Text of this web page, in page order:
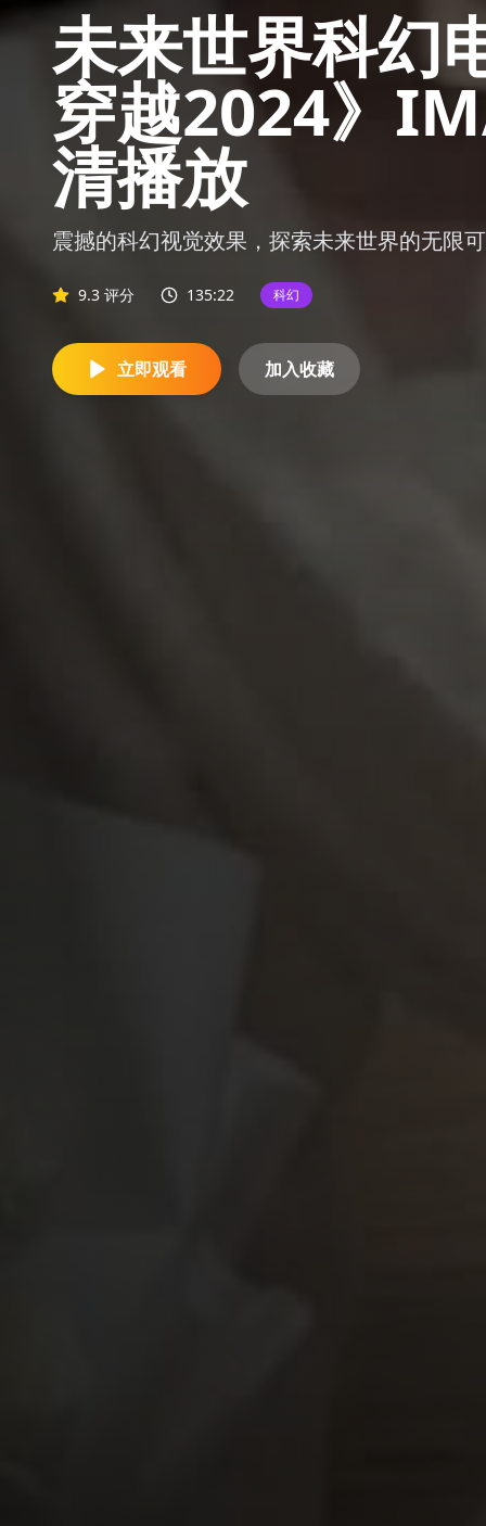
未来世界科幻
穿越2024》
清播放
震撼的科幻视觉效果，探索未来世界的无限
9.3 评分 135:22 科幻
立即观看 加入收藏